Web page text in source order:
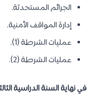
الجرائم المستحدثة.
إدارة المواقف الأمنية.
عمليات الشرطة (1).
عمليات الشرطة (2).
في نهاية السنة الدراسية